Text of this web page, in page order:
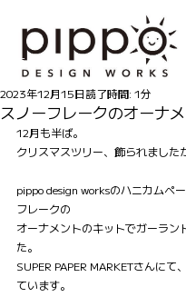
記事
スノーフレークのオーナ
2023年12月15日読了時間: 1分
12月も半ば。
クリスマスツリー、飾られました
pippo design worksのハニカムペ
フレークの
オーナメントのキットでガーラン
た。
SUPER PAPER MARKETさんにて
ています。